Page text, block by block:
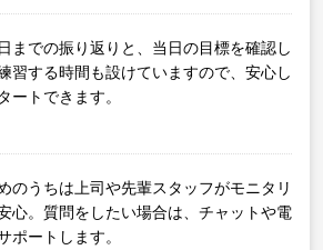
までの振り返りと、当日の目標を確認し
習する時間も設けていますので、安心し
ートできます。
のうちは上司や先輩スタッフがモニタリ
心。質問をしたい場合は、チャットや電
ポートします。